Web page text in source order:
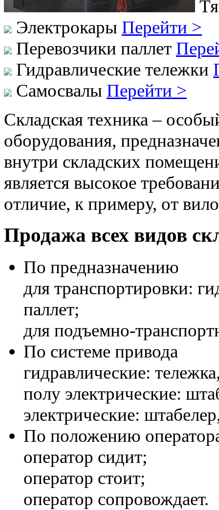
Электрокары Перейти >
Перевозчики паллет
Гидравлические тележки
Самосвалы Перейти >
Складская техника –
оборудования,
внутри складских
является высокое
отличие, к примеру, от
Продажа всех видов
По предназначению
для транспортировки:
паллет;
для подъемно-
По системе привода
гидравлические:
полу электрические:
электрические:
По положению
оператор сидит;
оператор стоит;
оператор сопровождает.